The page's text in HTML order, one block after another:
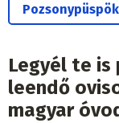
Legyél te is
leendő
magyar